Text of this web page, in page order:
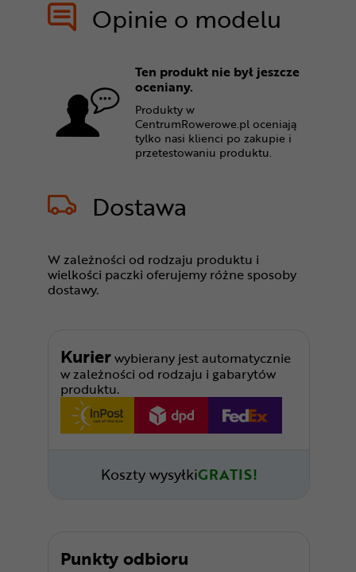
Opinie o modelu
Ten produkt nie był jeszcze
oceniany.
Produkty w
CentrumRowerowe.pl oceniają
tylko nasi klienci po zakupie i
przetestowaniu produktu.
Dostawa
W zależności od rodzaju produktu i
wielkości paczki oferujemy różne sposoby
dostawy.
Kurierwybierany jest automatycznie
w zależności od rodzaju i gabarytów
produktu.
Koszty wysyłkiGRATIS!
Punkty odbioru